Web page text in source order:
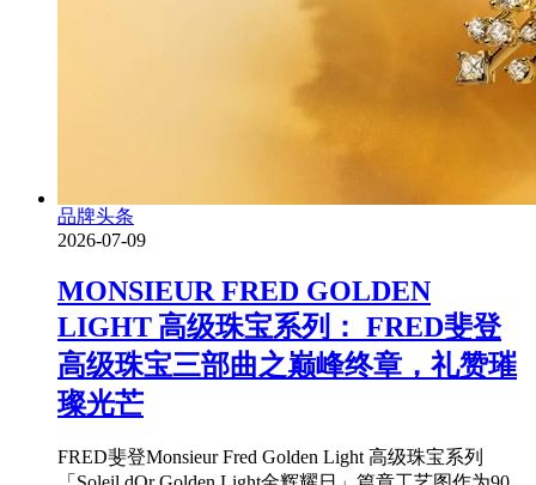
品牌头条
2026-07-09
MONSIEUR FRED GOLDEN
LIGHT 高级珠宝系列： FRED斐登
高级珠宝三部曲之巅峰终章，礼赞璀
璨光芒
FRED斐登Monsieur Fred Golden Light 高级珠宝系列